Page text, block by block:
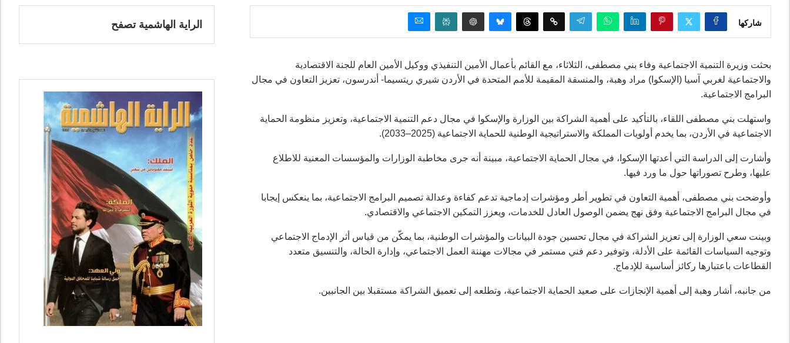
شاركها
بحثت وزيرة التنمية الاجتماعية وفاء بني مصطفى، الثلاثاء، مع القائم بأعمال الأمين التنفيذي ووكيل الأمين العام للجنة الاقتصادية
والاجتماعية لغربي آسيا (الإسكوا) مراد وهبة، والمنسقة المقيمة للأمم المتحدة في الأردن شيري ريتسيما- أندرسون، تعزيز التعاون في مجال
البرامج الاجتماعية.
واستهلت بني مصطفى اللقاء، بالتأكيد على أهمية الشراكة بين الوزارة والإسكوا في مجال دعم التنمية الاجتماعية، وتعزيز منظومة الحماية
الاجتماعية في الأردن، بما يخدم أولويات المملكة والاستراتيجية الوطنية للحماية الاجتماعية (2025–2033).
وأشارت إلى الدراسة التي أعدتها الإسكوا، في مجال الحماية الاجتماعية، مبينة أنه جرى مخاطبة الوزارات والمؤسسات المعنية للاطلاع
عليها، وطرح تصوراتها حول ما ورد فيها.
وأوضحت بني مصطفى، أهمية التعاون في تطوير أطر ومؤشرات إدماجية تدعم كفاءة وعدالة تصميم البرامج الاجتماعية، بما ينعكس إيجابا
في مجال البرامج الاجتماعية وفق نهج يضمن الوصول العادل للخدمات، ويعزز التمكين الاجتماعي والاقتصادي.
وبينت سعي الوزارة إلى تعزيز الشراكة في مجال تحسين جودة البيانات والمؤشرات الوطنية، بما يمكّن من قياس أثر الإدماج الاجتماعي
وتوجيه السياسات القائمة على الأدلة، وتوفير دعم فني مستمر في مجالات مهننة العمل الاجتماعي، وإدارة الحالة، والتنسيق متعدد
القطاعات باعتبارها ركائز أساسية للإدماج.
من جانبه، أشار وهبة إلى أهمية الإنجازات على صعيد الحماية الاجتماعية، وتطلعه إلى تعميق الشراكة مستقبلا بين الجانبين.
الراية الهاشمية تصفح